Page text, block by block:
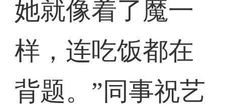
她就像着了魔一
样，连吃饭都在
背题。”同事祝艺